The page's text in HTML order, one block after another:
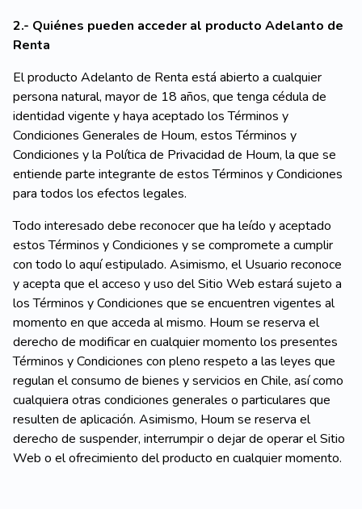
2.- Quiénes pueden acceder al producto Adelanto de
Renta
El producto Adelanto de Renta está abierto a cualquier
persona natural, mayor de 18 años, que tenga cédula de
identidad vigente y haya aceptado los Términos y
Condiciones Generales de Houm, estos Términos y
Condiciones y la Política de Privacidad de Houm, la que se
entiende parte integrante de estos Términos y Condiciones
para todos los efectos legales.
Todo interesado debe reconocer que ha leído y aceptado
estos Términos y Condiciones y se compromete a cumplir
con todo lo aquí estipulado. Asimismo, el Usuario reconoce
y acepta que el acceso y uso del Sitio Web estará sujeto a
los Términos y Condiciones que se encuentren vigentes al
momento en que acceda al mismo. Houm se reserva el
derecho de modificar en cualquier momento los presentes
Términos y Condiciones con pleno respeto a las leyes que
regulan el consumo de bienes y servicios en Chile, así como
cualquiera otras condiciones generales o particulares que
resulten de aplicación. Asimismo, Houm se reserva el
derecho de suspender, interrumpir o dejar de operar el Sitio
Web o el ofrecimiento del producto en cualquier momento.